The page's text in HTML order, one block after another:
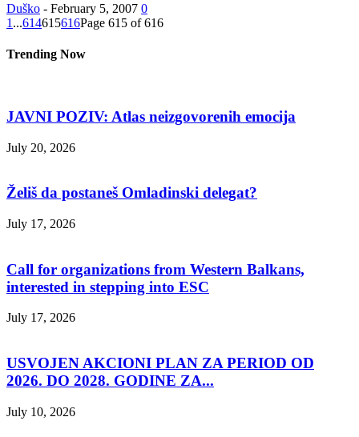
Duško - February 5, 2007 0
1 ...614615616Page 615 of 616
Trending Now
JAVNI POZIV: Atlas neizgovorenih emocija
July 20, 2026
Želiš da postaneš Omladinski delegat?
July 17, 2026
Call for organizations from Western Balkans,
interested in stepping into ESC
July 17, 2026
USVOJEN AKCIONI PLAN ZA PERIOD OD
2026. DO 2028. GODINE ZA...
July 10, 2026